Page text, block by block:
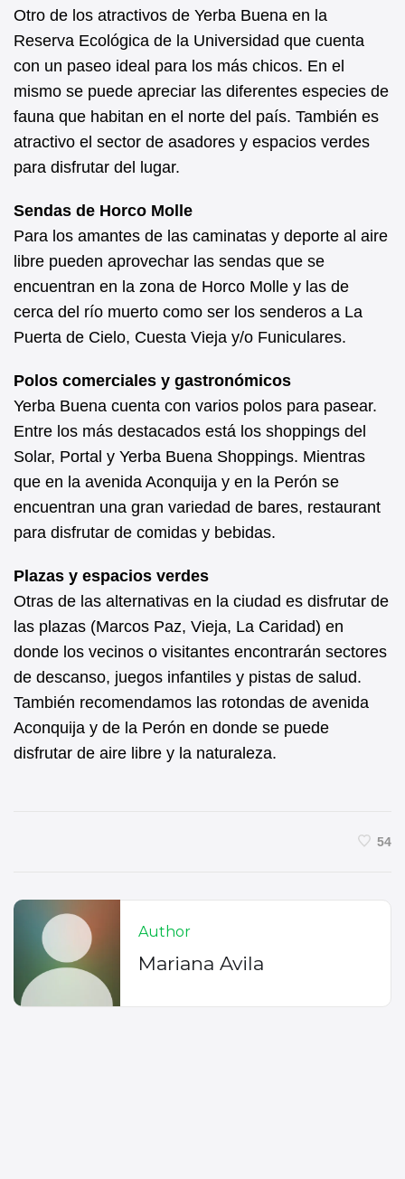
Otro de los atractivos de Yerba Buena en la
Reserva Ecológica de la Universidad que cuenta
con un paseo ideal para los más chicos. En el
mismo se puede apreciar las diferentes especies de
fauna que habitan en el norte del país. También es
atractivo el sector de asadores y espacios verdes
para disfrutar del lugar.
Sendas de Horco Molle
Para los amantes de las caminatas y deporte al aire
libre pueden aprovechar las sendas que se
encuentran en la zona de Horco Molle y las de
cerca del río muerto como ser los senderos a La
Puerta de Cielo, Cuesta Vieja y/o Funiculares.
Polos comerciales y gastronómicos
Yerba Buena cuenta con varios polos para pasear.
Entre los más destacados está los shoppings del
Solar, Portal y Yerba Buena Shoppings. Mientras
que en la avenida Aconquija y en la Perón se
encuentran una gran variedad de bares, restaurant
para disfrutar de comidas y bebidas.
Plazas y espacios verdes
Otras de las alternativas en la ciudad es disfrutar de
las plazas (Marcos Paz, Vieja, La Caridad) en
donde los vecinos o visitantes encontrarán sectores
de descanso, juegos infantiles y pistas de salud.
También recomendamos las rotondas de avenida
Aconquija y de la Perón en donde se puede
disfrutar de aire libre y la naturaleza.
54
Author
Mariana Avila